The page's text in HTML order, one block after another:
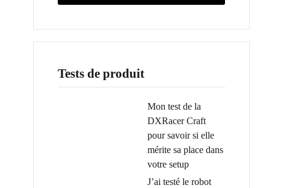
Tests de produit
Mon test de la
DXRacer Craft
pour savoir si elle
mérite sa place dans
votre setup
J’ai testé le robot